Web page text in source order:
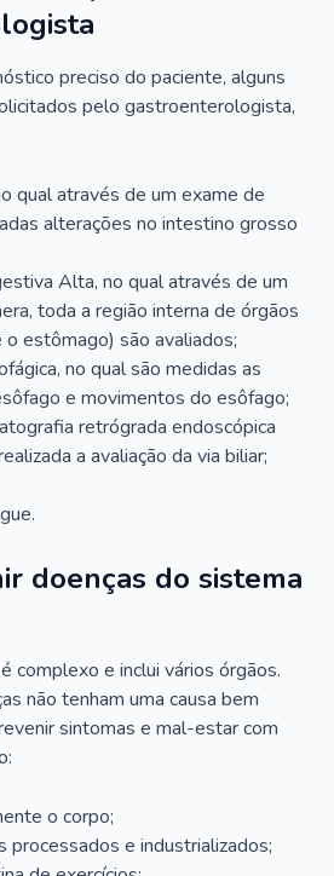
preciso do paciente, alguns
pelo gastroenterologista,
qual através de um exame de
alterações no intestino grosso
Alta, no qual através de um
toda a região interna de órgãos
estômago) são avaliados;
no qual são medidas as
e movimentos do esôfago;
retrógrada endoscópica
a avaliação da via biliar;
doenças do sistema
complexo e inclui vários órgãos.
não tenham uma causa bem
sintomas e mal-estar com
o corpo;
processados e industrializados;